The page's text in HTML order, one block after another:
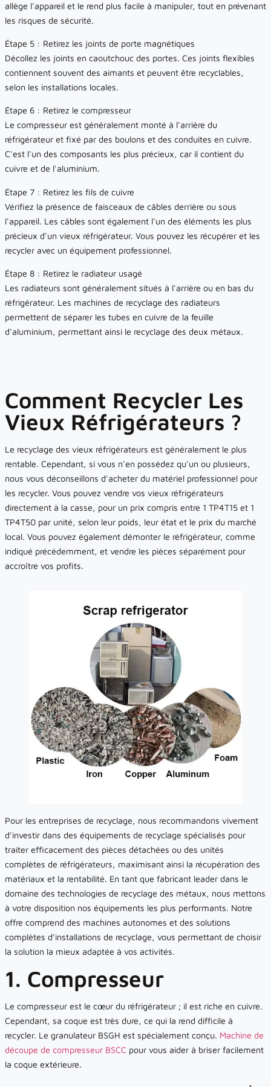
allège l'appareil et le rend plus facile à manipuler, tout en prévenant
les risques de sécurité.
Étape 5 : Retirez les joints de porte magnétiques
Décollez les joints en caoutchouc des portes. Ces joints flexibles
contiennent souvent des aimants et peuvent être recyclables,
selon les installations locales.
Étape 6 : Retirez le compresseur
Le compresseur est généralement monté à l'arrière du
réfrigérateur et fixé par des boulons et des conduites en cuivre.
C'est l'un des composants les plus précieux, car il contient du
cuivre et de l'aluminium.
Étape 7 : Retirez les fils de cuivre
Vérifiez la présence de faisceaux de câbles derrière ou sous
l'appareil. Les câbles sont également l'un des éléments les plus
précieux d'un vieux réfrigérateur. Vous pouvez les récupérer et les
recycler avec un équipement professionnel.
Étape 8 : Retirez le radiateur usagé
Les radiateurs sont généralement situés à l'arrière ou en bas du
réfrigérateur. Les machines de recyclage des radiateurs
permettent de séparer les tubes en cuivre de la feuille
d'aluminium, permettant ainsi le recyclage des deux métaux.
Comment Recycler Les
Vieux Réfrigérateurs ?
Le recyclage des vieux réfrigérateurs est généralement le plus
rentable. Cependant, si vous n'en possédez qu'un ou plusieurs,
nous vous déconseillons d'acheter du matériel professionnel pour
les recycler. Vous pouvez vendre vos vieux réfrigérateurs
directement à la casse, pour un prix compris entre 1 TP4T15 et 1
TP4T50 par unité, selon leur poids, leur état et le prix du marché
local. Vous pouvez également démonter le réfrigérateur, comme
indiqué précédemment, et vendre les pièces séparément pour
accroître vos profits.
Pour les entreprises de recyclage, nous recommandons vivement
d'investir dans des équipements de recyclage spécialisés pour
traiter efficacement des pièces détachées ou des unités
complètes de réfrigérateurs, maximisant ainsi la récupération des
matériaux et la rentabilité. En tant que fabricant leader dans le
domaine des technologies de recyclage des métaux, nous mettons
à votre disposition nos équipements les plus performants. Notre
offre comprend des machines autonomes et des solutions
complètes d'installations de recyclage, vous permettant de choisir
la solution la mieux adaptée à vos activités.
1. Compresseur
Le compresseur est le cœur du réfrigérateur ; il est riche en cuivre.
Cependant, sa coque est très dure, ce qui la rend difficile à
recycler. Le granulateur BSGH est spécialement conçu. Machine de
découpe de compresseur BSCC pour vous aider à briser facilement
la coque extérieure.